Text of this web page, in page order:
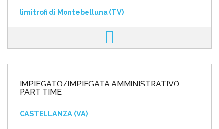
limitrofi di Montebelluna (TV)
IMPIEGATO/IMPIEGATA AMMINISTRATIVO
PART TIME
CASTELLANZA (VA)